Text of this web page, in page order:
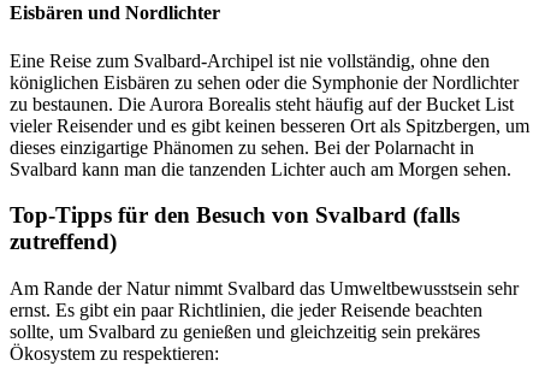
Eisbären und Nordlichter
Eine Reise zum Svalbard-Archipel ist nie vollständig, ohne den
königlichen Eisbären zu sehen oder die Symphonie der Nordlichter
zu bestaunen. Die Aurora Borealis steht häufig auf der Bucket List
vieler Reisender und es gibt keinen besseren Ort als Spitzbergen, um
dieses einzigartige Phänomen zu sehen. Bei der Polarnacht in
Svalbard kann man die tanzenden Lichter auch am Morgen sehen.
Top-Tipps für den Besuch von Svalbard (falls
zutreffend)
Am Rande der Natur nimmt Svalbard das Umweltbewusstsein sehr
ernst. Es gibt ein paar Richtlinien, die jeder Reisende beachten
sollte, um Svalbard zu genießen und gleichzeitig sein prekäres
Ökosystem zu respektieren: